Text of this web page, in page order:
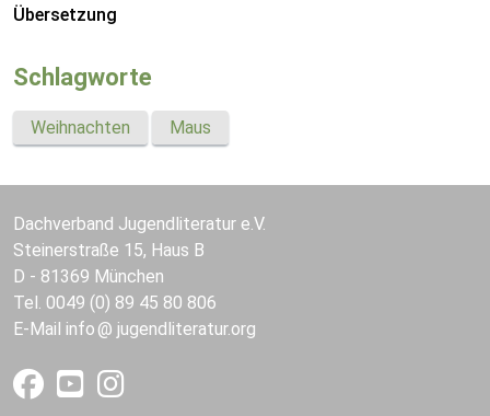
Übersetzung
Schlagworte
Weihnachten Maus
Dachverband Jugendliteratur e.V.
Steinerstraße 15, Haus B
D - 81369 München
Tel. 0049 (0) 89 45 80 806
E-Mail info jugendliteratur.org